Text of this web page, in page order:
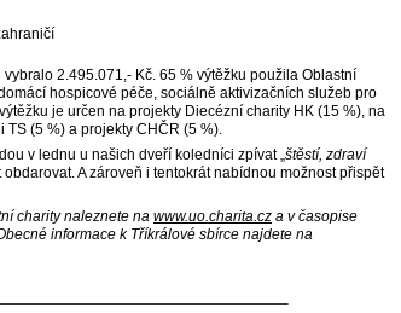
2.495.071,- Kč. 65 % výtěžku použila Oblastní
hospicové péče, sociálně aktivizačních služeb pro
je určen na projekty Diecézní charity HK (15 %), na
(5 %) a projekty CHČR (5 %).
v lednu u našich dveří koledníci zpívat „štěstí, zdraví
A zároveň i tentokrát nabídnou možnost přispět
charity naleznete na www.uo.charita.cz a v časopise
informace k Tříkrálové sbírce najdete na